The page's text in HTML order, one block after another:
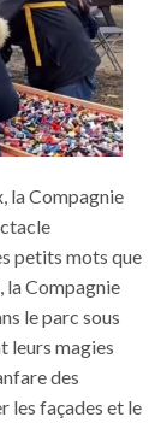
la Compagnie
petits mots que
la Compagnie
le parc sous
leurs magies
des
les façades et le